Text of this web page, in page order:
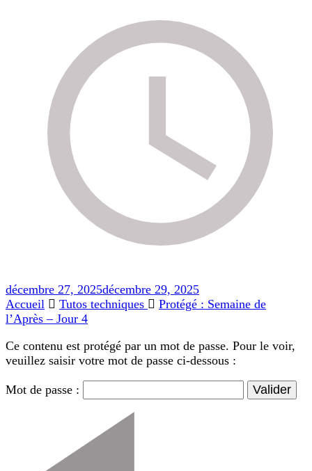
décembre 27, 2025décembre 29, 2025
Accueil
Tutos techniques
Protégé : Semaine de
l’Après – Jour 4
Ce contenu est protégé par un mot de passe. Pour le voir,
veuillez saisir votre mot de passe ci-dessous :
Mot de passe :
Navigation
d'article